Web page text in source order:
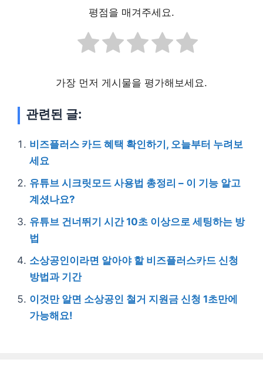
평점을 매겨주세요.
가장 먼저 게시물을 평가해보세요.
관련된 글:
비즈플러스 카드 혜택 확인하기, 오늘부터 누려보
세요
유튜브 시크릿모드 사용법 총정리 – 이 기능 알고
계셨나요?
유튜브 건너뛰기 시간 10초 이상으로 세팅하는 방
법
소상공인이라면 알아야 할 비즈플러스카드 신청
방법과 기간
이것만 알면 소상공인 철거 지원금 신청 1초만에
가능해요!